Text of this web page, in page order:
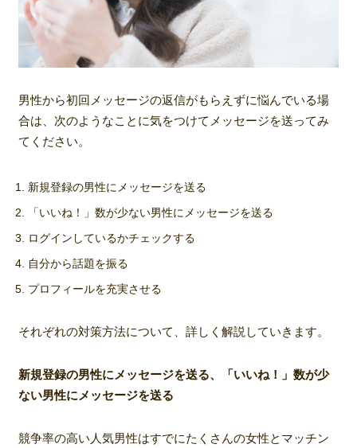
男性から初回メッセージの返信がもらえずに悩んでいる場
合は、次のようなことに気をつけてメッセージを送ってみ
てください。
新規登録の男性にメッセージを送る
「いいね！」数が少ない男性にメッセージを送る
ログインしているかチェックする
自分から話題を振る
プロフィールを充実させる
それぞれの対策方法について、詳しく解説していきます。
新規登録の男性にメッセージを送る、「いいね！」数が少
ない男性にメッセージを送る
競争率の高い人気男性はすでにたくさんの女性とマッチン